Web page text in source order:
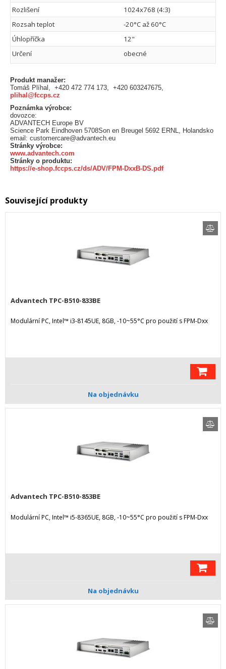
Rozlišení
1024x768 (4:3)
Rozsah teplot
-20°C až 60°C
Úhlopříčka
12"
Určení
obecné
Produkt manažer:
Tomáš Plíhal, +420 472 774 173, +420 603247675,
plihal@fccps.cz
Poznámka výrobce:
dovozce:
ADVANTECH Europe BV
Science Park Eindhoven 5708Son en Breugel 5692 ERNL, Holandsko
email: customercare@advantech.eu
Stránky výrobce:
www.advantech.com
Stránky o produktu:
https://e-shop.fccps.cz/ds/ADV/FPM-DxxB-DS.pdf
Související produkty
Advantech TPC-B510-833BE
Modulární PC, Intel™ i3-8145UE, 8GB, -10~55°C pro použití s FPM-Dxx
Na objednávku
Advantech TPC-B510-853BE
Modulární PC, Intel™ i5-8365UE, 8GB, -10~55°C pro použití s FPM-Dxx
Na objednávku